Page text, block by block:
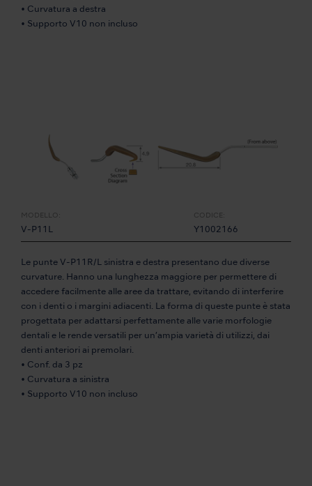
• Curvatura a destra
• Supporto V10 non incluso
MODELLO:
V-P11L
CODICE:
Y1002166
Le punte V-P11R/L sinistra e destra presentano due diverse
curvature. Hanno una lunghezza maggiore per permettere di
accedere facilmente alle aree da trattare, evitando di interferire
con i denti o i margini adiacenti. La forma di queste punte è stata
progettata per adattarsi perfettamente alle varie morfologie
dentali e le rende versatili per un’ampia varietà di utilizzi, dai
denti anteriori ai premolari.
• Conf. da 3 pz
• Curvatura a sinistra
• Supporto V10 non incluso